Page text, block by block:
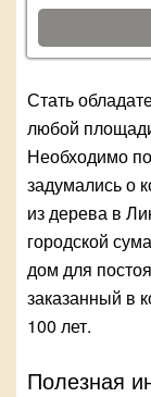
Стать
любой
Необходимо
задумались о
из дерева в
городской
дом для
заказанный в
100 лет.
Полезная